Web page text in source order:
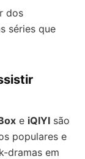
dos
séries que
e iQIYI são
populares e
dramas em